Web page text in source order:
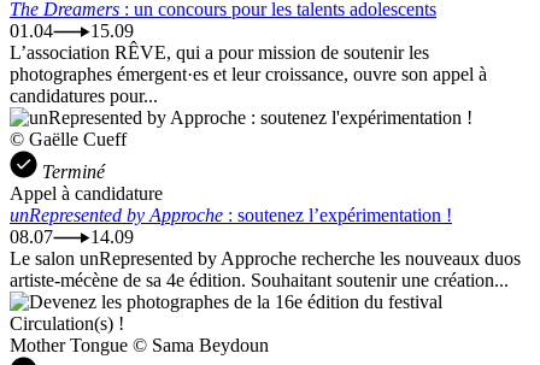
The Dreamers : un concours pour les talents adolescents
01.04
15.09
L’association RÊVE, qui a pour mission de soutenir les
photographes émergent·es et leur croissance, ouvre son appel à
candidatures pour...
© Gaëlle Cueff
Terminé
Appel à candidature
unRepresented by Approche : soutenez l’expérimentation !
08.07
14.09
Le salon unRepresented by Approche recherche les nouveaux duos
artiste-mécène de sa 4e édition. Souhaitant soutenir une création...
Mother Tongue © Sama Beydoun